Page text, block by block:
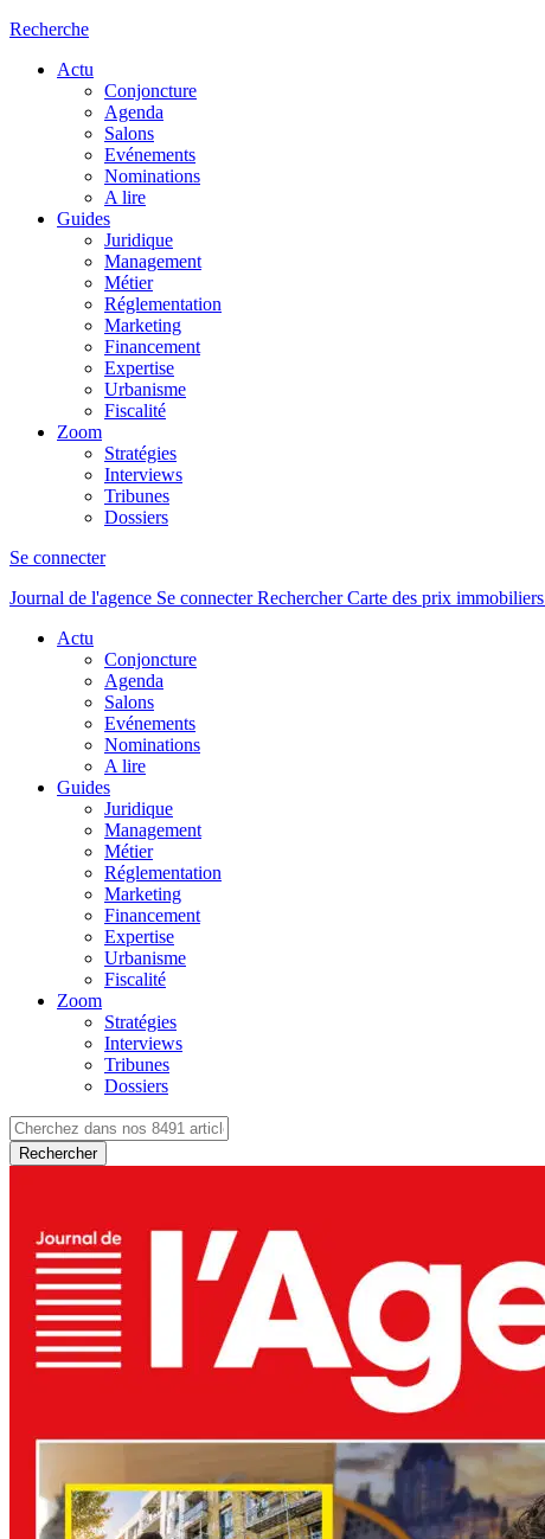
Recherche
Actu
Conjoncture
Agenda
Salons
Evénements
Nominations
A lire
Guides
Juridique
Management
Métier
Réglementation
Marketing
Financement
Expertise
Urbanisme
Fiscalité
Zoom
Stratégies
Interviews
Tribunes
Dossiers
Se connecter
Journal de l'agence Se connecterRechercher Carte des prix immobiliers
Actu
Conjoncture
Agenda
Salons
Evénements
Nominations
A lire
Guides
Juridique
Management
Métier
Réglementation
Marketing
Financement
Expertise
Urbanisme
Fiscalité
Zoom
Stratégies
Interviews
Tribunes
Dossiers
Rechercher